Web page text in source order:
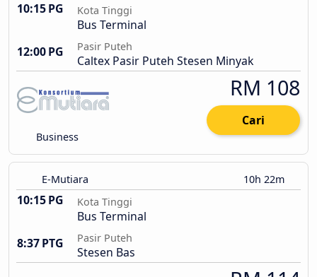
10:15 PG Kota Tinggi
Bus Terminal
12:00 PG
Pasir Puteh
Caltex Pasir Puteh Stesen Minyak
Business
RM 108
Cari
E-Mutiara 10h 22m
10:15 PG Kota Tinggi
Bus Terminal
8:37 PTG
Pasir Puteh
Stesen Bas